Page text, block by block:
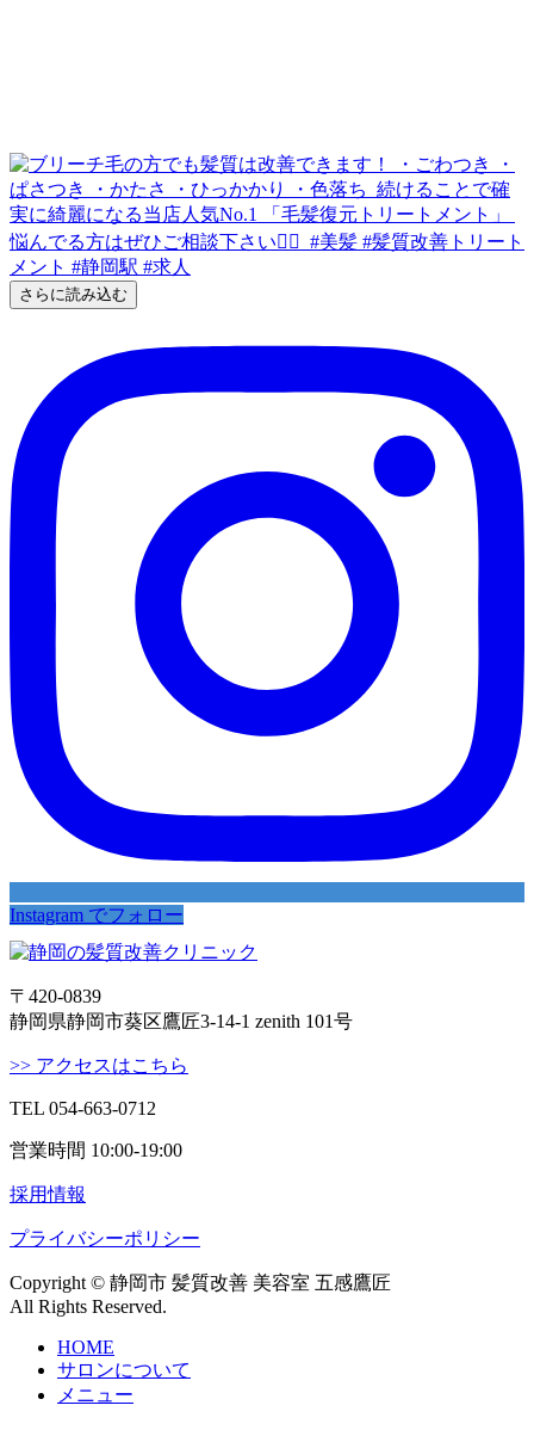
さらに読み込む
Instagram でフォロー
〒420-0839
静岡県静岡市葵区鷹匠3-14-1 zenith 101号
>> アクセスはこちら
TEL 054-663-0712
営業時間 10:00-19:00
採用情報
プライバシーポリシー
Copyright © 静岡市 髪質改善 美容室 五感鷹匠
All Rights Reserved.
HOME
サロンについて
メニュー